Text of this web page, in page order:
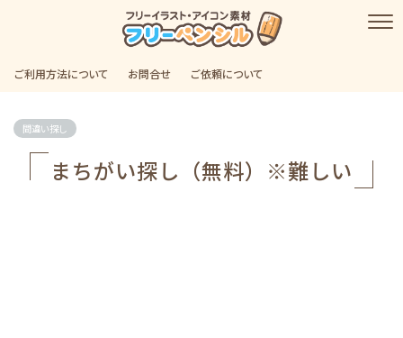
ご利用方法について お問合せ ご依頼について
間違い探し
まちがい探し（無料）※難しい